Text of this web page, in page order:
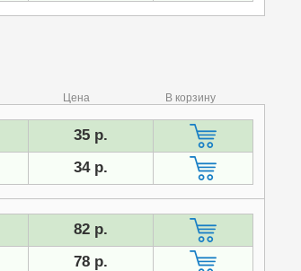
Цена В корзину
35 р.
34 р.
82 р.
78 р.